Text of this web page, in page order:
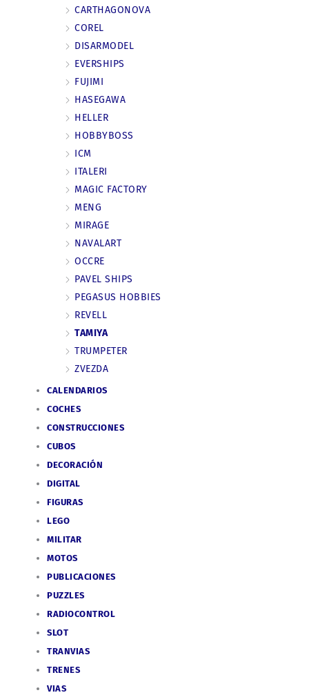
CARTHAGONOVA
COREL
DISARMODEL
EVERSHIPS
FUJIMI
HASEGAWA
HELLER
HOBBYBOSS
ICM
ITALERI
MAGIC FACTORY
MENG
MIRAGE
NAVALART
OCCRE
PAVEL SHIPS
PEGASUS HOBBIES
REVELL
TAMIYA
TRUMPETER
ZVEZDA
CALENDARIOS
COCHES
CONSTRUCCIONES
CUBOS
DECORACIÓN
DIGITAL
FIGURAS
LEGO
MILITAR
MOTOS
PUBLICACIONES
PUZZLES
RADIOCONTROL
SLOT
TRANVIAS
TRENES
VIAS